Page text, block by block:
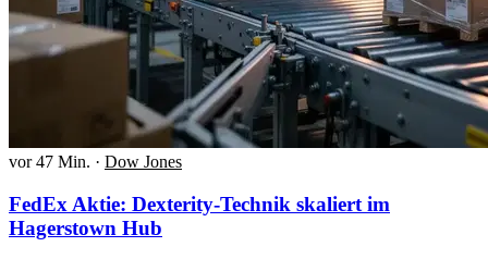
vor 47 Min. · Dow Jones
FedEx Aktie: Dexterity-Technik skaliert im
Hagerstown Hub